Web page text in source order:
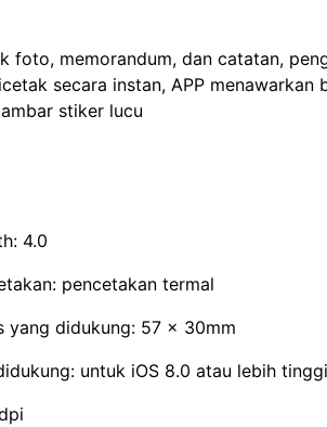
foto, memorandum, dan catatan,
secara instan, APP menawarkan
stiker lucu
4.0
pencetakan termal
yang didukung: 57 x 30mm
untuk iOS 8.0 atau lebih